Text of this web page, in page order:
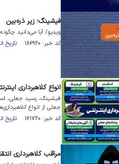
فیشینگ؛ زیر ذره‌بین
ویدیو/ آیا می‌دانید
کد خبر: ۱۶۶۹۲۰ تاریخ انتشار : ۱۴۰۳/۰۱/۲۵
انواع کلاهبرداری
فیشینگ، رسید جعلی،
جعلی از انواع
کد خبر: ۱۶۱۷۲۰ تاریخ انتشار : ۱۴۰۳/۰۱/۰۹
مراقب کلاهبرداری